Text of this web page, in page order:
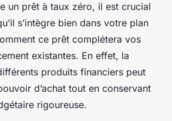
un prêt à taux zéro, il est crucial
s’intègre bien dans votre plan
ce prêt complétera vos
existantes. En effet, la
produits financiers peut
d’achat tout en conservant
rigoureuse.